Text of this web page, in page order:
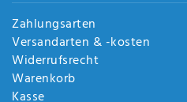
Zahlungsarten
Versandarten & -kosten
Widerrufsrecht
Warenkorb
Kasse